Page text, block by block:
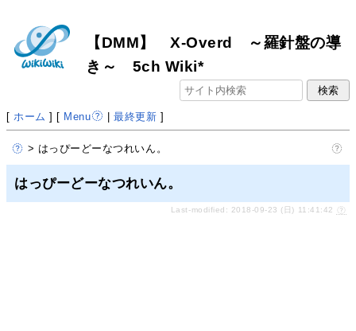
【DMM】 X-Overd ～羅針盤の導
き～ 5ch Wiki*
[ ホーム ] [ Menu |最終更新 ]
> はっぴーどーなつれいん。
はっぴーどーなつれいん。
Last-modified: 2018-09-23 (日) 11:41:42